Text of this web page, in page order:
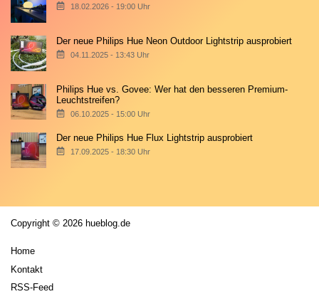
18.02.2026 - 19:00 Uhr
Der neue Philips Hue Neon Outdoor Lightstrip ausprobiert
04.11.2025 - 13:43 Uhr
Philips Hue vs. Govee: Wer hat den besseren Premium-
Leuchtstreifen?
06.10.2025 - 15:00 Uhr
Der neue Philips Hue Flux Lightstrip ausprobiert
17.09.2025 - 18:30 Uhr
Copyright © 2026 hueblog.de
Home
Kontakt
RSS-Feed